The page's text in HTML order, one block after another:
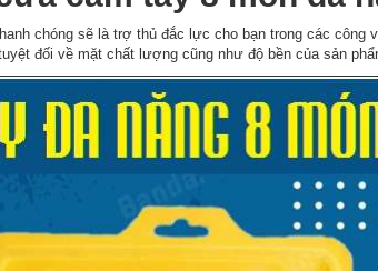
chóng sẽ là trợ thủ đắc lực cho bạn trong các công
đối về mặt chất lượng cũng như độ bền của sản